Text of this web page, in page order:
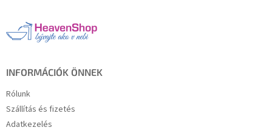
INFORMÁCIÓK ÖNNEK
Rólunk
Szállítás és fizetés
Adatkezelés